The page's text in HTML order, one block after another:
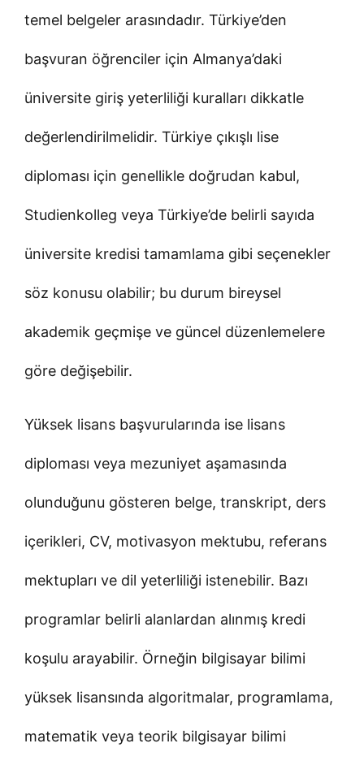
temel belgeler arasındadır. Türkiye’den
başvuran öğrenciler için Almanya’daki
üniversite giriş yeterliliği kuralları dikkatle
değerlendirilmelidir. Türkiye çıkışlı lise
diploması için genellikle doğrudan kabul,
Studienkolleg veya Türkiye’de belirli sayıda
üniversite kredisi tamamlama gibi seçenekler
söz konusu olabilir; bu durum bireysel
akademik geçmişe ve güncel düzenlemelere
göre değişebilir.
Yüksek lisans başvurularında ise lisans
diploması veya mezuniyet aşamasında
olunduğunu gösteren belge, transkript, ders
içerikleri, CV, motivasyon mektubu, referans
mektupları ve dil yeterliliği istenebilir. Bazı
programlar belirli alanlardan alınmış kredi
koşulu arayabilir. Örneğin bilgisayar bilimi
yüksek lisansında algoritmalar, programlama,
matematik veya teorik bilgisayar bilimi